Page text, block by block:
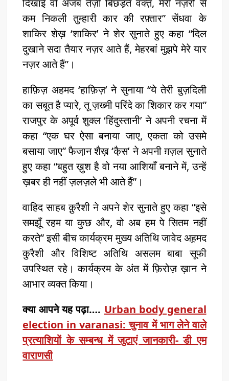
कम निकली तुम्हारी कार की रफ़्तार” सेंधवा के
शाकिर शेख़ ‘शाकिर’ ने शेर सुनाते हुए कहा “दिल
दुखाने सदा तैयार नज़र आते हैं, मेहरबां मुझपे मेरे यार
नज़र आते हैं”।
हाफ़िज़ अहमद ‘हाफ़िज़’ ने सुनाया “ये तेरी बुज़दिली
का सबूत है प्यारे, तू ज़ख्मी परिंदे का शिकार कर गया”
राजपुर के अपूर्व शुक्ल ‘हिंदुस्तानी’ ने अपनी रचना में
कहा “एक घर ऐसा बनाया जाए, एकता को उसमे
बसाया जाए” फैजा़न शैख़ ‘कै़स’ ने अपनी ग़ज़ल सुनाते
हुए कहा “बहुत ख़ुश है वो नया आशियाँ बनाने में, उन्हें
ख़बर ही नहीं ज़लज़ले भी आते हैं”।
वाहिद साहब क़ुरैशी ने अपने शेर सुनाते हुए कहा “इसे
समझूँ रहम या कुछ और, वो अब हम पे सितम नहीं
करते” इसी बीच कार्यक्रम मुख्य अतिथि जावेद अह़मद
कु़रैशी और विशिष्ट अतिथि असलम बाबा सूफी
उपस्थित रहे। कार्यक्रम के अंत में फ़िरोज़ ख़ान ने
आभार व्यक्त किया।
क्या आपने यह पढ़ा…. Urban body general
election in varanasi: चुनाव में भाग लेने वाले
प्रत्याशियों के सम्बन्ध में जुटाएं जानकारी- डी एम
वाराणसी